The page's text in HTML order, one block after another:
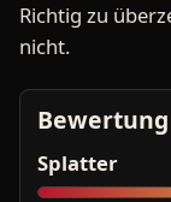
Richtig zu
nicht.
Bewertung
Splatter